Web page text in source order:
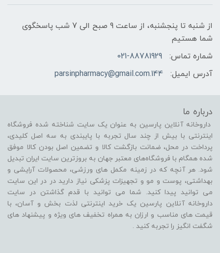
از شنبه تا پنجشنبه، از ساعت 9 صبح الی 7 شب پاسخگوی
شما هستیم
شماره تماس:
021-88781929
آدرس ایمیل:
144.parsinpharmacy@gmail.com
درباره ما
داروخانه آنلاین پارسین به عنوان یک سایت شناخته شده فروشگاه
اینترنتی با بیش از چند سال تجربه با پایبندی به سه اصل کلیدی،
پرداخت در محل، ضمانت بازگشت کالا و تضمین اصل بودن کالا موفق
شده همگام با فروشگاه‌های معتبر جهان به بروزترین سایت ایران تبدیل
شود. هر آنچه که در زمینه مکمل های ورزشی، محصولات آرایشی و
بهداشتی، پوست و مو و تجهیزات پزشکی نیاز دارید در در این سایت
می توانید پیدا کنید. شما می توانید با قدم گذاشتن در سایت
داروخانه آنلاین پارسین یک خرید اینترنتی لذت بخش و آسان، با
قیمت های مناسب و ارزان به همراه تخفیف های ویژه و پیشنهاد های
شگفت انگیز را تجربه کنید .